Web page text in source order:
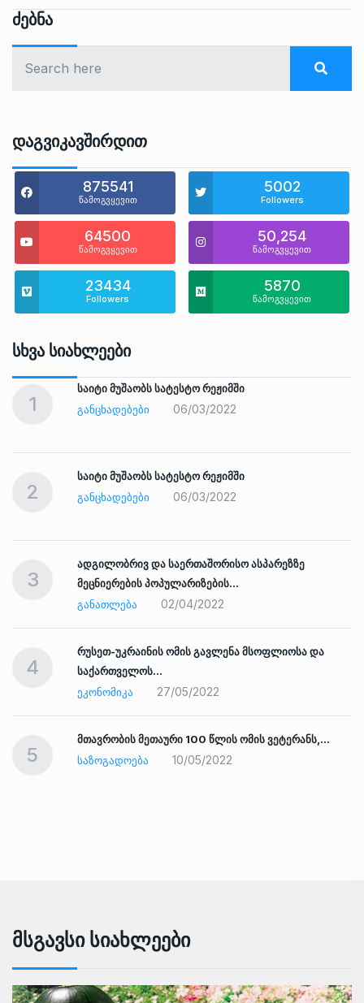
Ძებნა
Დაგვიკავშირდით
875541
წამოგვყევით
5002
Followers
64500
წამოგვყევით
50,254
წამოგვყევით
23434
Followers
5870
წამოგვყევით
Სხვა Სიახლეები
1
საიტი მუშაობს სატესტო რეჟიმში
ᲒᲐᲜᲪᲮᲐᲓᲔᲑᲔᲑᲘ
06/03/2022
2
საიტი მუშაობს სატესტო რეჟიმში
ᲒᲐᲜᲪᲮᲐᲓᲔᲑᲔᲑᲘ
06/03/2022
3
ადგილობრივ და საერთაშორისო ასპარეზზე
მეცნიერების პოპულარიზების…
ᲒᲐᲜᲐᲗᲚᲔᲑᲐ
02/04/2022
4
რუსეთ-უკრაინის ომის გავლენა მსოფლიოსა და
საქართველოს…
ᲔᲙᲝᲜᲝᲛᲘᲙᲐ
27/05/2022
5
მთავრობის მეთაური 100 წლის ომის ვეტერანს,…
ᲡᲐᲖᲝᲒᲐᲓᲝᲔᲑᲐ
10/05/2022
Მსგავსი Სიახლეები